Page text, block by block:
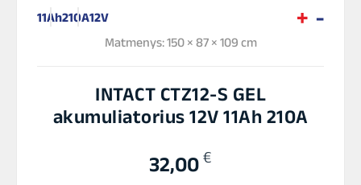
11Ah210A12V
Matmenys: 150 × 87 × 109 cm
INTACT CTZ12-S GEL
akumuliatorius 12V 11Ah 210A
32,00 €